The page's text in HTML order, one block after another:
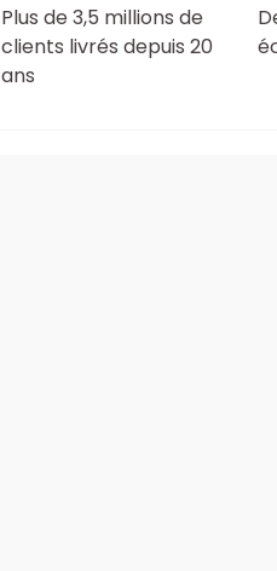
Plus de 3,5 millions de
clients livrés depuis 20
ans